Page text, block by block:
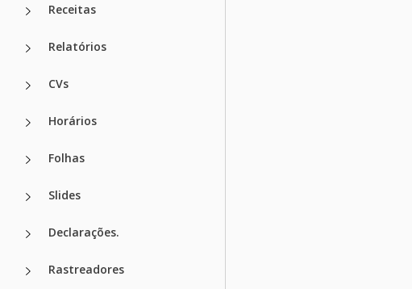
Receitas
Relatórios
CVs
Horários
Folhas
Slides
Declarações.
Rastreadores